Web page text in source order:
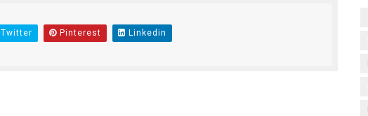
Twitter Pinterest Linkedin